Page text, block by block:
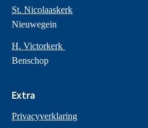
St. Nicolaaskerk
Nieuwegein
H. Victorkerk
Benschop
Extra
Privacyverklaring